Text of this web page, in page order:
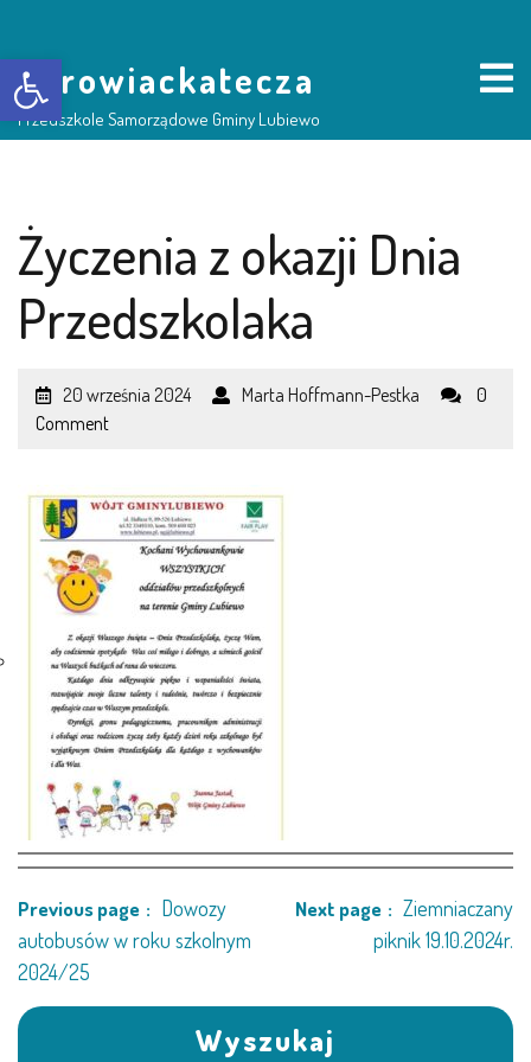
Otwórz pasek narzędzi
borowiackatecza
Przedszkole Samorządowe Gminy Lubiewo
NASZE PRZEDSZKOLE
RADA RODZICÓW
LEŚNE PSZCZÓŁKI – BYSŁAW
ŻABKI – BYSŁAW
SOWY – BYSŁAW
WIEWIÓRKI – BYSŁAW
MISIE – BYSŁAW
PSZCZÓŁKI – LUBIEWO
WIEWIÓRKI – LUBIEWO
ŻABKI – LUBIEWO
Życzenia z okazji Dnia
Przedszkolaka
20 września 2024 Marta Hoffmann-Pestka
0
Comment
Previous page
Dowozy
autobusów w roku szkolnym
2024/25
Next page
Ziemniaczany
piknik 19.10.2024r.
Wyszukaj